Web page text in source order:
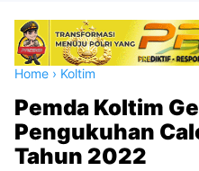
Home › Koltim
Pemda Koltim
Pengukuhan
Tahun 2022